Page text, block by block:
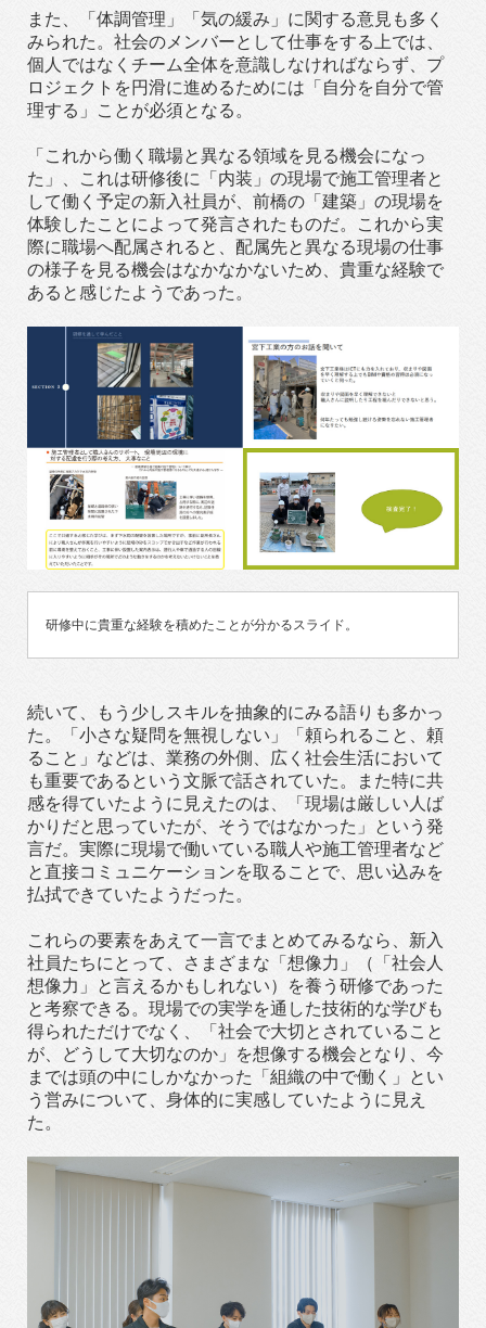
また、「体調管理」「気の緩み」に関する意見も多く
みられた。社会のメンバーとして仕事をする上では、
個人ではなくチーム全体を意識しなければならず、プ
ロジェクトを円滑に進めるためには「自分を自分で管
理する」ことが必須となる。
「これから働く職場と異なる領域を見る機会になっ
た」、これは研修後に「内装」の現場で施工管理者と
して働く予定の新入社員が、前橋の「建築」の現場を
体験したことによって発言されたものだ。これから実
際に職場へ配属されると、配属先と異なる現場の仕事
の様子を見る機会はなかなかないため、貴重な経験で
あると感じたようであった。
研修中に貴重な経験を積めたことが分かるスライド。
続いて、もう少しスキルを抽象的にみる語りも多かっ
た。「小さな疑問を無視しない」「頼られること、頼
ること」などは、業務の外側、広く社会生活において
も重要であるという文脈で話されていた。また特に共
感を得ていたように見えたのは、「現場は厳しい人ば
かりだと思っていたが、そうではなかった」という発
言だ。実際に現場で働いている職人や施工管理者など
と直接コミュニケーションを取ることで、思い込みを
払拭できていたようだった。
これらの要素をあえて一言でまとめてみるなら、新入
社員たちにとって、さまざまな「想像力」（「社会人
想像力」と言えるかもしれない）を養う研修であった
と考察できる。現場での実学を通した技術的な学びも
得られただけでなく、「社会で大切とされていること
が、どうして大切なのか」を想像する機会となり、今
までは頭の中にしかなかった「組織の中で働く」とい
う営みについて、身体的に実感していたように見え
た。